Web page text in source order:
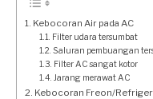
Kebocoran Air pada AC
Filter udara tersumbat
Saluran pembuangan
Filter AC sangat kotor
Jarang merawat AC
Kebocoran Freon/